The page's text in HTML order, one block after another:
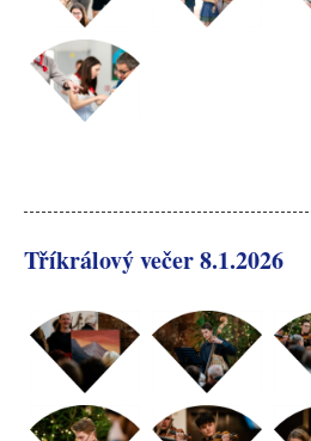
Tříkrálový večer 8.1.2026